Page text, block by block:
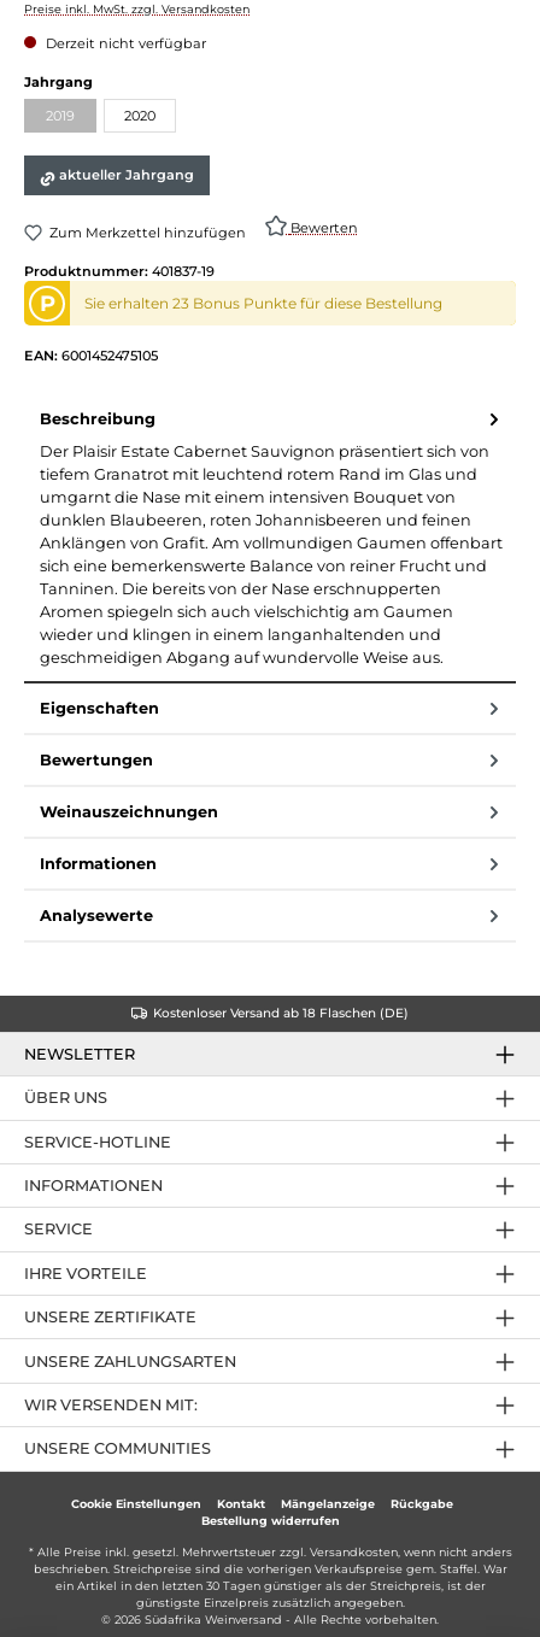
Preise inkl. MwSt. zzgl. Versandkosten
Derzeit nicht verfügbar
Jahrgang
2019 2020
aktueller Jahrgang
Zum Merkzettel hinzufügen Bewerten
Produktnummer: 401837-19
P Sie erhalten 23 Bonus Punkte für diese Bestellung
EAN: 6001452475105
Beschreibung
Der Plaisir Estate Cabernet Sauvignon präsentiert sich von
tiefem Granatrot mit leuchtend rotem Rand im Glas und
umgarnt die Nase mit einem intensiven Bouquet von
dunklen Blaubeeren, roten Johannisbeeren und feinen
Anklängen von Grafit. Am vollmundigen Gaumen offenbart
sich eine bemerkenswerte Balance von reiner Frucht und
Tanninen. Die bereits von der Nase erschnupperten
Aromen spiegeln sich auch vielschichtig am Gaumen
wieder und klingen in einem langanhaltenden und
geschmeidigen Abgang auf wundervolle Weise aus.
Eigenschaften
Bewertungen
Weinauszeichnungen
Informationen
Analysewerte
Kostenloser Versand ab 18 Flaschen (DE)
NEWSLETTER
SERVICE-HOTLINE
IHRE VORTEILE
UNSERE ZAHLUNGSARTEN
ÜBER UNS
UNSERE ZERTIFIKATE
INFORMATIONEN
SERVICE
UNSERE COMMUNITIES
WIR VERSENDEN MIT:
Cookie Einstellungen Kontakt Mängelanzeige
Rückgabe
Bestellung widerrufen
* Alle Preise inkl. gesetzl. Mehrwertsteuer zzgl. Versandkosten, wenn nicht anders
beschrieben. Streichpreise sind die vorherigen Verkaufspreise gem. Staffel. War
ein Artikel in den letzten 30 Tagen günstiger als der Streichpreis, ist der
günstigste Einzelpreis zusätzlich angegeben.
© 2026 Südafrika Weinversand - Alle Rechte vorbehalten.